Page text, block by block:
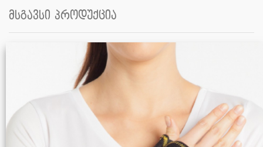
მსგავსი პროდუქცია